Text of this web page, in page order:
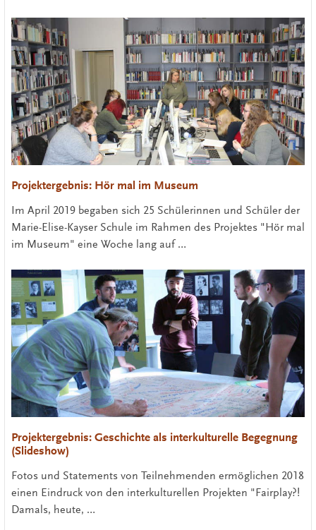
Projektergebnis: Hör mal im Museum
Im April 2019 begaben sich 25 Schülerinnen und Schüler der
Marie-Elise-Kayser Schule im Rahmen des Projektes "Hör mal
im Museum" eine Woche lang auf …
Projektergebnis: Geschichte als interkulturelle Begegnung
(Slideshow)
Fotos und Statements von Teilnehmenden ermöglichen 2018
einen Eindruck von den interkulturellen Projekten "Fairplay?!
Damals, heute, …